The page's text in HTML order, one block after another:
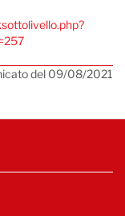
del 09/08/2021